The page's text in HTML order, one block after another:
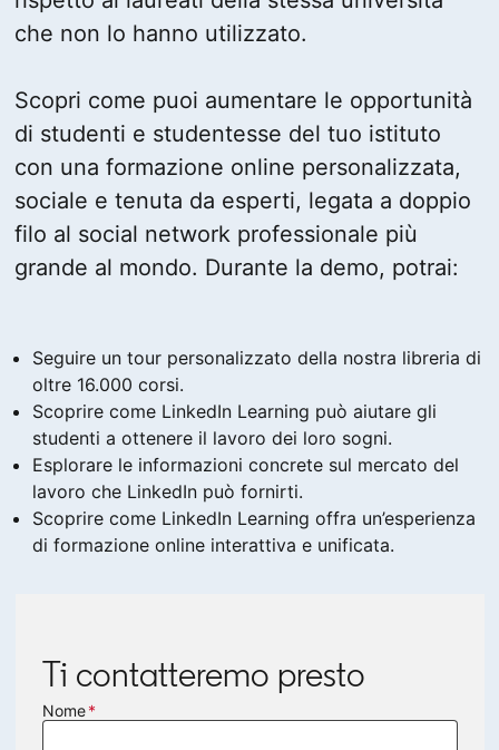
che non lo hanno utilizzato.
Scopri come puoi aumentare le opportunità
di studenti e studentesse del tuo istituto
con una formazione online personalizzata,
sociale e tenuta da esperti, legata a doppio
filo al social network professionale più
grande al mondo. Durante la demo, potrai:
Seguire un tour personalizzato della nostra libreria di
oltre 16.000 corsi.
Scoprire come LinkedIn Learning può aiutare gli
studenti a ottenere il lavoro dei loro sogni.
Esplorare le informazioni concrete sul mercato del
lavoro che LinkedIn può fornirti.
Scoprire come LinkedIn Learning offra un’esperienza
di formazione online interattiva e unificata.
Ti contatteremo presto
Nome